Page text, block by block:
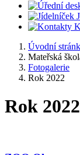
Úvodní
Mateřská
Fotogalerie
Rok 2022
Rok 2022